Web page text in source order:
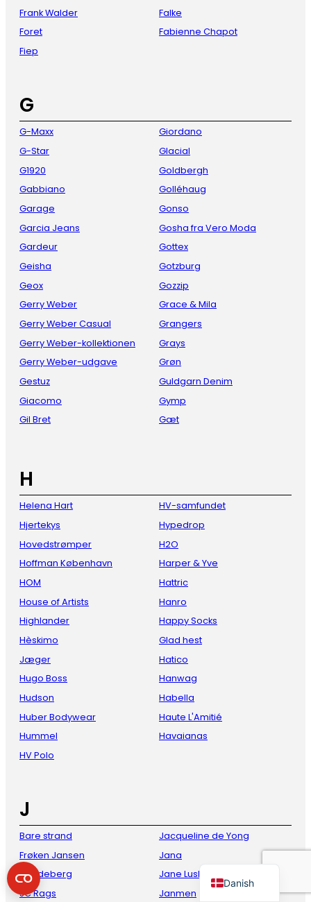
Frank Walder
Foret
Fiep
Falke
Fabienne Chapot
G
G-Maxx
G-Star
G1920
Gabbiano
Garage
Garcia Jeans
Gardeur
Geisha
Geox
Gerry Weber
Gerry Weber Casual
Gerry Weber-kollektionen
Gerry Weber-udgave
Gestuz
Giacomo
Gil Bret
Giordano
Glacial
Goldbergh
Golléhaug
Gonso
Gosha fra Vero Moda
Gottex
Gotzburg
Gozzip
Grace & Mila
Grangers
Grays
Grøn
Guldgarn Denim
Gymp
Gæt
H
Helena Hart
Hjertekys
Hovedstrømper
Hoffman København
HOM
House of Artists
Highlander
Hèskimo
Jæger
Hugo Boss
Hudson
Huber Bodywear
Hummel
HV Polo
HV-samfundet
Hypedrop
H2O
Harper & Yve
Hattric
Hanro
Happy Socks
Glad hest
Hatico
Hanwag
Habella
Haute L'Amitié
Havaianas
J
Bare strand
Frøken Jansen
J.Lindeberg
JC Rags
Jacqueline de Yong
Jana
Jane Lushka
Janmen
Danish
English